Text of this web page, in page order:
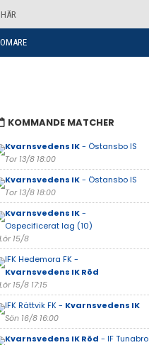
KOMMANDE MATCHER
Kvarnsvedens IK- Östansbo IS
Tor 13/8 18:00
Kvarnsvedens IK- Östansbo IS
Tor 13/8 18:00
Kvarnsvedens IK-
Ospecificerat lag (10)
Lör 15/8
IFK Hedemora FK -
Kvarnsvedens IK Röd
Lör 15/8 17:15
IFK Rättvik FK - Kvarnsvedens IK
Sön 16/8 16:00
Kvarnsvedens IK Röd - IF Tunabro